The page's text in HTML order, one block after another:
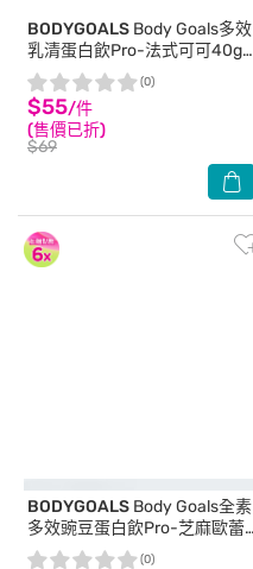
BODYGOALS Body Goals多效
乳清蛋白飲Pro-法式可可40g/
包
$55/件
(售價已折)
$69
(0)
BODYGOALS Body Goals全素
多效豌豆蛋白飲Pro-芝麻歐蕾
40g/包
(0)